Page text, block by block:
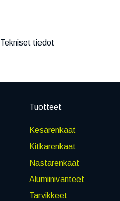
Tekniset tiedot
Tuotteet
Kesärenkaat
Kitkarenkaat
Nastarenkaat
Alumiinivanteet
Tarvikkeet